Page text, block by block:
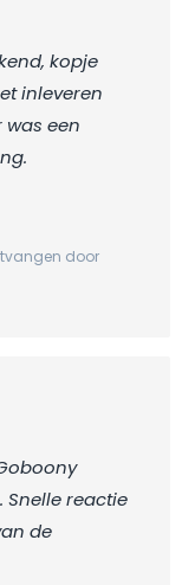
kopje
inleveren
een
door
Snelle reactie
de